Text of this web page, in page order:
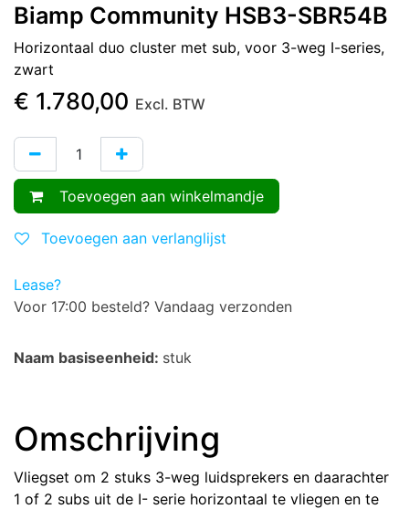
Biamp Community HSB3-SBR54B
Horizontaal duo cluster met sub, voor 3-weg I-series,
zwart
€ 1.780,00 Excl. BTW
Toevoegen aan winkelmandje
Toevoegen aan verlanglijst
Lease?
Voor 17:00 besteld? Vandaag verzonden
Naam basiseenheid: stuk
Omschrijving
Vliegset om 2 stuks 3-weg luidsprekers en daarachter
1 of 2 subs uit de I- serie horizontaal te vliegen en te